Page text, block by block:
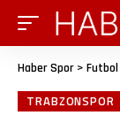
Haber Spor > Futbol
TRABZONSPOR